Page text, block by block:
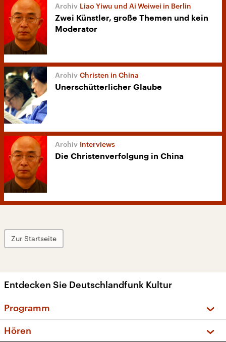
Liao Yiwu und Ai Weiwei in Berlin
Zwei Künstler, große Themen und kein
Moderator
Christen in China
Unerschütterlicher Glaube
Interviews
Die Christenverfolgung in China
Zur Startseite
Entdecken Sie Deutschlandfunk Kultur
Programm
Hören